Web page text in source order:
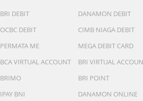
2X, 1-120Hz
BRI DEBIT
DANAMON DEBIT
OCBC DEBIT
CIMB NIAGA DEBIT
PERMATA ME
MEGA DEBIT CARD
BCA VIRTUAL ACCOUNT
BRI VIRTUAL
BRIMO
BRI POINT
IPAY BNI
DANAMON ONLINE